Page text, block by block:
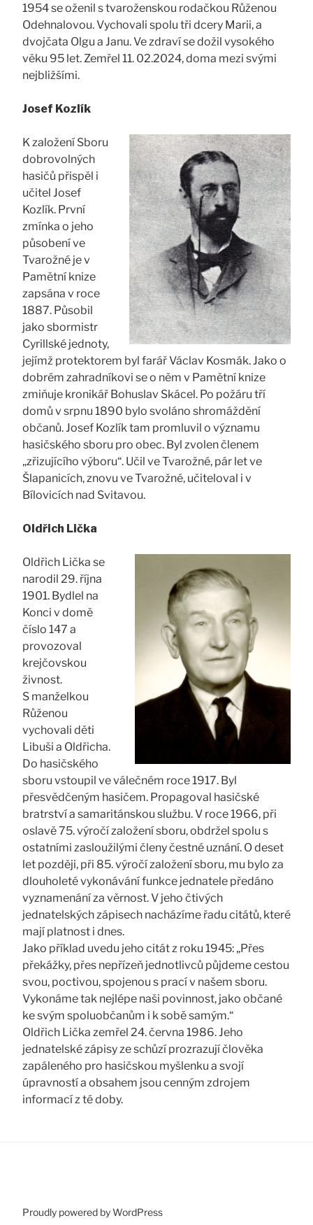
1954 se oženil s tvaroženskou rodačkou Růženou
Odehnalovou. Vychovali spolu tři dcery Marii, a
dvojčata Olgu a Janu. Ve zdraví se dožil vysokého
věku 95 let. Zemřel 11. 02.2024, doma mezi svými
nejbližšími.
Josef Kozlík
K založení Sboru
dobrovolných
hasičů přispěl i
učitel Josef
Kozlík. První
zmínka o jeho
působení ve
Tvarožné je v
Pamětní knize
zapsána v roce
1887. Působil
jako sbormistr
Cyrillské jednoty,
jejímž protektorem byl farář Václav Kosmák. Jako o
dobrém zahradníkovi se o něm v Pamětní knize
zmiňuje kronikář Bohuslav Skácel. Po požáru tří
domů v srpnu 1890 bylo svoláno shromáždění
občanů. Josef Kozlík tam promluvil o významu
hasičského sboru pro obec. Byl zvolen členem
„zřizujícího výboru“. Učil ve Tvarožné, pár let ve
Šlapanicích, znovu ve Tvarožné, učiteloval i v
Bílovicích nad Svitavou.
Oldřich Lička
Oldřich Lička se
narodil 29. října
1901. Bydlel na
Konci v domě
číslo 147 a
provozoval
krejčovskou
živnost.
S manželkou
Růženou
vychovali děti
Libuši a Oldřicha.
Do hasičského
sboru vstoupil ve válečném roce 1917. Byl
přesvědčeným hasičem. Propagoval hasičské
bratrství a samaritánskou službu. V roce 1966, při
oslavě 75. výročí založení sboru, obdržel spolu s
ostatními zasloužilými členy čestné uznání. O deset
let později, při 85. výročí založení sboru, mu bylo za
dlouholeté vykonávání funkce jednatele předáno
vyznamenání za věrnost. V jeho čtivých
jednatelských zápisech nacházíme řadu citátů, které
mají platnost i dnes.
Jako příklad uvedu jeho citát z roku 1945: „Přes
překážky, přes nepřízeň jednotlivců půjdeme cestou
svou, poctivou, spojenou s prací v našem sboru.
Vykonáme tak nejlépe naši povinnost, jako občané
ke svým spoluobčanům i k sobě samým.“
Oldřich Lička zemřel 24. června 1986. Jeho
jednatelské zápisy ze schůzí prozrazují člověka
zapáleného pro hasičskou myšlenku a svojí
úpravností a obsahem jsou cenným zdrojem
informací z té doby.
Proudly powered by WordPress